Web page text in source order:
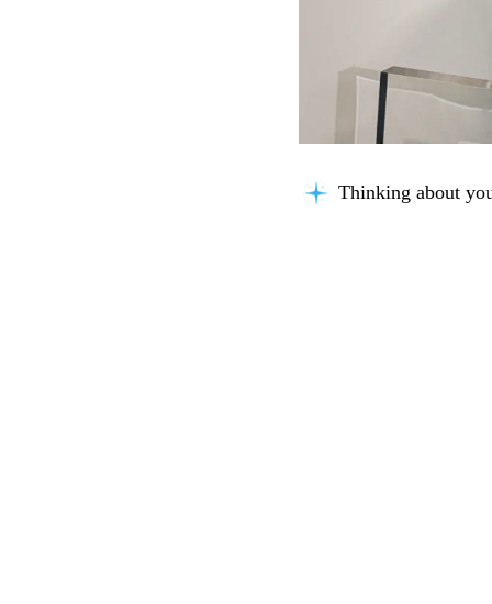
Thinking about